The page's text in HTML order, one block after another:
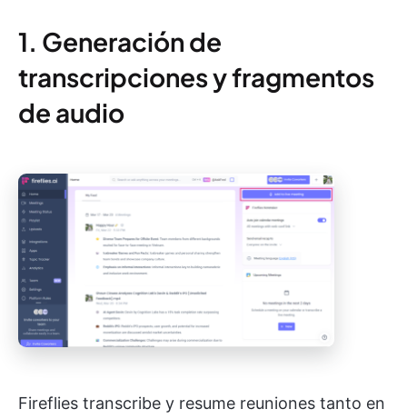
1. Generación de
transcripciones y fragmentos
de audio
Fireflies transcribe y resume reuniones tanto en